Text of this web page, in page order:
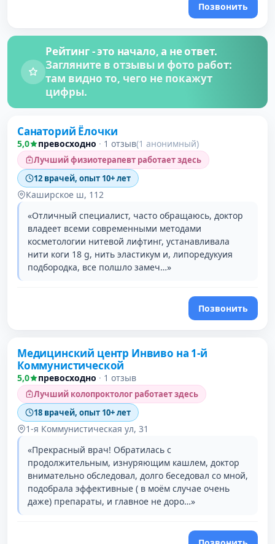
Позвонить
Рейтинг - это начало, а не ответ.
Загляните в отзывы и фото работ:
там видно то, чего не покажут
цифры.
Санаторий Ёлочки
5,0 превосходно · 1 отзыв(1 анонимный)
Лучший физиотерапевт работает здесь
12 врачей, опыт 10+ лет
Каширское ш, 112
«Отличный специалист, часто обращаюсь, доктор
владеет всеми современными методами
косметологии нитевой лифтинг, устанавливала
нити коги 18 g, нить эластикум и, липоредукуия
подбородка, все полшло замеч…»
Позвонить
Медицинский центр Инвиво на 1-й
Коммунистической
5,0 превосходно · 1 отзыв
Лучший колопроктолог работает здесь
18 врачей, опыт 10+ лет
1-я Коммунистическая ул, 31
«Прекрасный врач! Обратилась с
продолжительным, изнуряющим кашлем, доктор
внимательно обследовал, долго беседовал со мной,
подобрала эффективные ( в моём случае очень
даже) препараты, и главное не доро…»